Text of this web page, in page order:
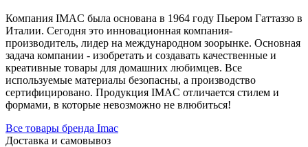
Компания IMAC была основана в 1964 году Пьером Гаттаззо в
Италии. Сегодня это инновационная компания-
производитель, лидер на международном зоорынке. Основная
задача компании - изобретать и создавать качественные и
креативные товары для домашних любимцев. Все
используемые материалы безопасны, а производство
сертифицировано. Продукция IMAC отличается стилем и
формами, в которые невозможно не влюбиться!
Все товары бренда Imac
Доставка и самовывоз